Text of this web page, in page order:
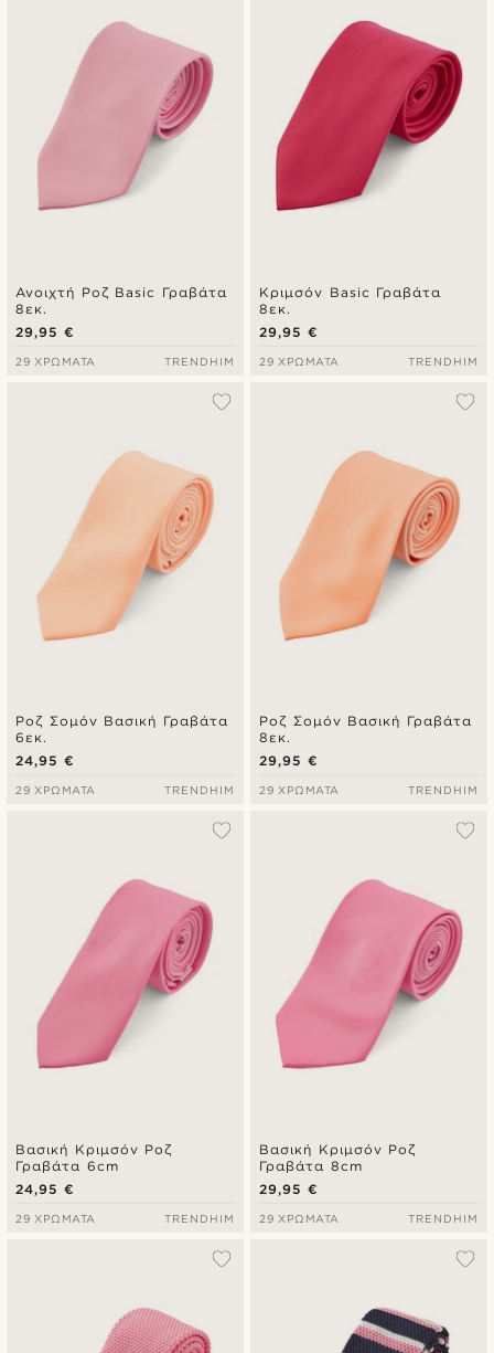
Ανοιχτή Ροζ Basic Γραβάτα
8εκ.
29,95 €
29 ΧΡΏΜΑΤΑ TRENDHIM
Κριμσόν Basic Γραβάτα
8εκ.
29,95 €
29 ΧΡΏΜΑΤΑ TRENDHIM
Ροζ Σομόν Βασική Γραβάτα
6εκ.
24,95 €
29 ΧΡΏΜΑΤΑ TRENDHIM
Ροζ Σομόν Βασική Γραβάτα
8εκ.
29,95 €
29 ΧΡΏΜΑΤΑ TRENDHIM
Βασική Κριμσόν Ροζ
Γραβάτα 6cm
24,95 €
29 ΧΡΏΜΑΤΑ TRENDHIM
Βασική Κριμσόν Ροζ
Γραβάτα 8cm
29,95 €
29 ΧΡΏΜΑΤΑ TRENDHIM